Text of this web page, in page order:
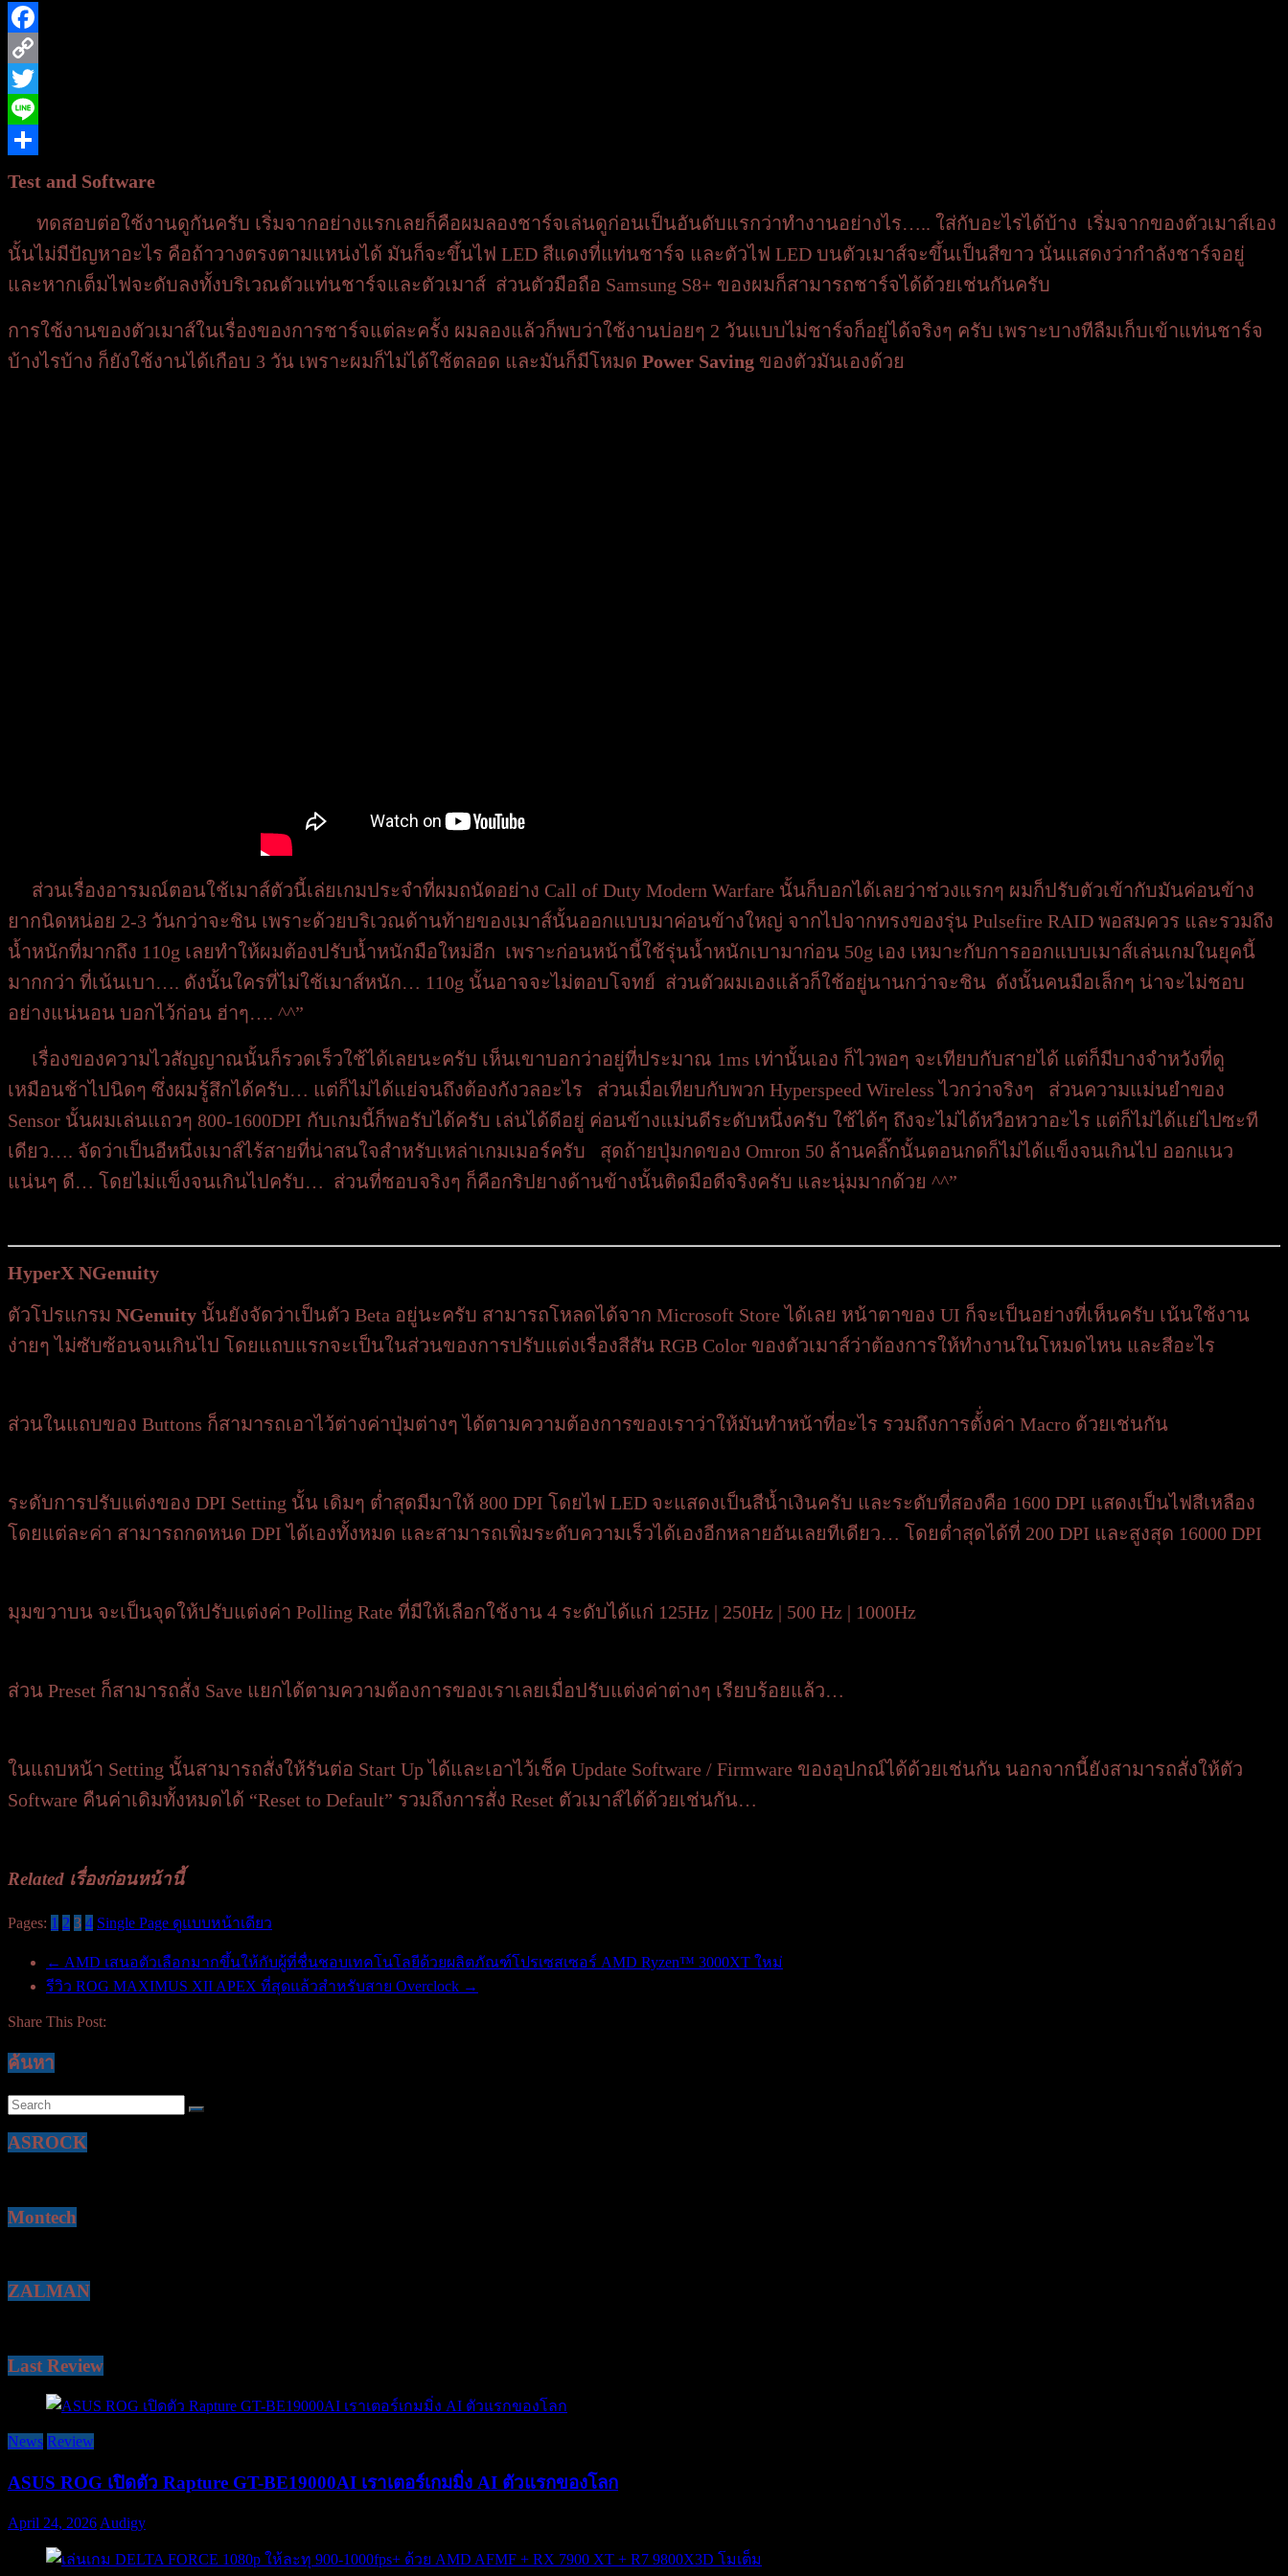
Facebook
Copy
Link
Twitter
Line
Test and Software
ทดสอบต่อใช้งานดูกันครับ เริ่มจากอย่างแรกเลยก็คือผมลองชาร์จเล่นดูก่อนเป็นอันดับแรกว่าทำงานอย่างไร….. ใส่กับอะไรได้บ้าง เริ่มจากของตัวเมาส์เอง
นั้นไม่มีปัญหาอะไร คือถ้าวางตรงตามแหน่งได้ มันก็จะขึ้นไฟ LED สีแดงที่แท่นชาร์จ และตัวไฟ LED บนตัวเมาส์จะขึ้นเป็นสีขาว นั่นแสดงว่ากำลังชาร์จอยู่
และหากเต็มไฟจะดับลงทั้งบริเวณตัวแท่นชาร์จและตัวเมาส์ ส่วนตัวมือถือ Samsung S8+ ของผมก็สามารถชาร์จได้ด้วยเช่นกันครับ
การใช้งานของตัวเมาส์ในเรื่องของการชาร์จแต่ละครั้ง ผมลองแล้วก็พบว่าใช้งานบ่อยๆ 2 วันแบบไม่ชาร์จก็อยู่ได้จริงๆ ครับ เพราะบางทีลืมเก็บเข้าแท่นชาร์จ
บ้างไรบ้าง ก็ยังใช้งานได้เกือบ 3 วัน เพราะผมก็ไม่ได้ใช้ตลอด และมันก็มีโหมด Power Saving ของตัวมันเองด้วย
ส่วนเรื่องอารมณ์ตอนใช้เมาส์ตัวนี้เล่ยเกมประจำที่ผมถนัดอย่าง Call of Duty Modern Warfare นั้นก็บอกได้เลยว่าช่วงแรกๆ ผมก็ปรับตัวเข้ากับมันค่อนข้าง
ยากนิดหน่อย 2-3 วันกว่าจะชิน เพราะด้วยบริเวณด้านท้ายของเมาส์นั้นออกแบบมาค่อนข้างใหญ่ จากไปจากทรงของรุ่น Pulsefire RAID พอสมควร และรวมถึง
น้ำหนักที่มากถึง 110g เลยทำให้ผมต้องปรับน้ำหนักมือใหม่อีก เพราะก่อนหน้านี้ใช้รุ่นน้ำหนักเบามาก่อน 50g เอง เหมาะกับการออกแบบเมาส์เล่นเกมในยุคนี้
มากกว่า ที่เน้นเบา…. ดังนั้นใครที่ไม่ใช้เมาส์หนัก… 110g นั้นอาจจะไม่ตอบโจทย์ ส่วนตัวผมเองแล้วก็ใช้อยู่นานกว่าจะชิน ดังนั้นคนมือเล็กๆ น่าจะไม่ชอบ
อย่างแน่นอน บอกไว้ก่อน ฮ่าๆ…. ^^”
เรื่องของความไวสัญญาณนั้นก็รวดเร็วใช้ได้เลยนะครับ เห็นเขาบอกว่าอยู่ที่ประมาณ 1ms เท่านั้นเอง ก็ไวพอๆ จะเทียบกับสายได้ แต่ก็มีบางจำหวังที่ดู
เหมือนช้าไปนิดๆ ซึ่งผมรู้สึกได้ครับ… แต่ก็ไม่ได้แย่จนถึงต้องกังวลอะไร ส่วนเมื่อเทียบกับพวก Hyperspeed Wireless ไวกว่าจริงๆ ส่วนความแม่นยำของ
Sensor นั้นผมเล่นแถวๆ 800-1600DPI กับเกมนี้ก็พอรับได้ครับ เล่นได้ดีอยู่ ค่อนข้างแม่นดีระดับหนึ่งครับ ใช้ได้ๆ ถึงจะไม่ได้หวือหวาอะไร แต่ก็ไม่ได้แย่ไปซะที
เดียว…. จัดว่าเป็นอีหนึ่งเมาส์ไร้สายที่น่าสนใจสำหรับเหล่าเกมเมอร์ครับ สุดถ้ายปุ่มกดของ Omron 50 ล้านคลิ๊กนั้นตอนกดก็ไม่ได้แข็งจนเกินไป ออกแนว
แน่นๆ ดี… โดยไม่แข็งจนเกินไปครับ… ส่วนที่ชอบจริงๆ ก็คือกริปยางด้านข้างนั้นติดมือดีจริงครับ และนุ่มมากด้วย ^^”
HyperX NGenuity
ตัวโปรแกรม NGenuity นั้นยังจัดว่าเป็นตัว Beta อยู่นะครับ สามารถโหลดได้จาก Microsoft Store ได้เลย หน้าตาของ UI ก็จะเป็นอย่างที่เห็นครับ เน้นใช้งาน
ง่ายๆ ไม่ซับซ้อนจนเกินไป โดยแถบแรกจะเป็นในส่วนของการปรับแต่งเรื่องสีสัน RGB Color ของตัวเมาส์ว่าต้องการให้ทำงานในโหมดไหน และสีอะไร
ส่วนในแถบของ Buttons ก็สามารถเอาไว้ต่างค่าปุ่มต่างๆ ได้ตามความต้องการของเราว่าให้มันทำหน้าที่อะไร รวมถึงการตั้่งค่า Macro ด้วยเช่นกัน
ระดับการปรับแต่งของ DPI Setting นั้น เดิมๆ ต่ำสุดมีมาให้ 800 DPI โดยไฟ LED จะแสดงเป็นสีน้ำเงินครับ และระดับที่สองคือ 1600 DPI แสดงเป็นไฟสีเหลือง
โดยแต่ละค่า สามารถกดหนด DPI ได้เองทั้งหมด และสามารถเพิ่มระดับความเร็วได้เองอีกหลายอันเลยทีเดียว… โดยต่ำสุดได้ที่ 200 DPI และสูงสุด 16000 DPI
มุมขวาบน จะเป็นจุดให้ปรับแต่งค่า Polling Rate ที่มีให้เลือกใช้งาน 4 ระดับได้แก่ 125Hz | 250Hz | 500 Hz | 1000Hz
ส่วน Preset ก็สามารถสั่ง Save แยกได้ตามความต้องการของเราเลยเมื่อปรับแต่งค่าต่างๆ เรียบร้อยแล้ว…
ในแถบหน้า Setting นั้นสามารถสั่งให้รันต่อ Start Up ได้และเอาไว้เช็ค Update Software / Firmware ของอุปกณ์ได้ด้วยเช่นกัน นอกจากนี้ยังสามารถสั่งให้ตัว
Software คืนค่าเดิมทั้งหมดได้ “Reset to Default” รวมถึงการสั่ง Reset ตัวเมาส์ได้ด้วยเช่นกัน…
Related เรื่องก่อนหน้านี้
Pages: 1 2 3 4 Single Page ดูแบบหน้าเดียว
← AMD เสนอตัวเลือกมากขึ้นให้กับผู้ที่ชื่นชอบเทคโนโลยีด้วยผลิตภัณฑ์โปรเซสเซอร์ AMD Ryzen™ 3000XT ใหม่
รีวิว ROG MAXIMUS XII APEX ที่สุดแล้วสำหรับสาย Overclock →
Share This Post:
ค้นหา
ASROCK
Montech
ZALMAN
Last Review
News Review
ASUS ROG เปิดตัว Rapture GT-BE19000AI เราเตอร์เกมมิ่ง AI ตัวแรกของโลก
April 24, 2026 Audigy